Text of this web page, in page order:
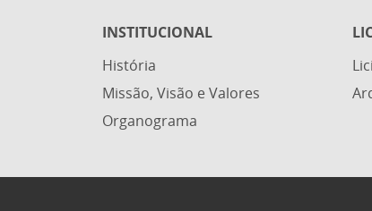
INSTITUCIONAL
História
Missão, Visão e Valores
Organograma